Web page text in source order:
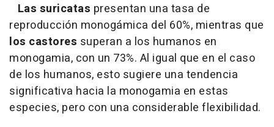
Las suricatas presentan una tasa de
reproducción monogámica del 60%, mientras que
los castores superan a los humanos en
monogamia, con un 73%. Al igual que en el caso
de los humanos, esto sugiere una tendencia
significativa hacia la monogamia en estas
especies, pero con una considerable flexibilidad.